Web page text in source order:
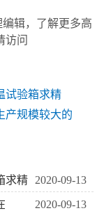
辑，了解更多高
访问
试验箱求精
产规模较大的
求精 2020-09-13
2020-09-13